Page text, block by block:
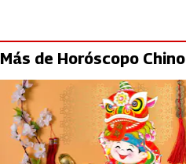
Más de Horóscopo Chino